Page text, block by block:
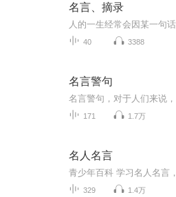
名言、摘录
40 3388
名言警句
171 1.7万
名人名言
青少年百科 学习名人名言
329 1.4万